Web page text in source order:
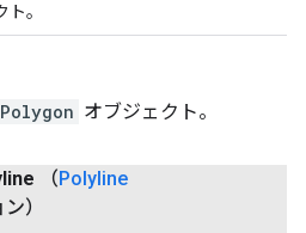
。
Polygon オブジェクト。
（Polyline
）